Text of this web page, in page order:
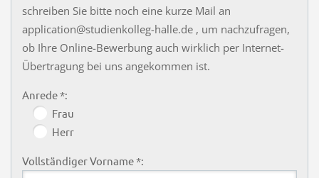
schreiben Sie bitte noch eine kurze Mail an
application@studienkolleg-halle.de , um nachzufragen,
ob Ihre Online-Bewerbung auch wirklich per Internet-
Übertragung bei uns angekommen ist.
Anrede *:
Frau
Herr
Vollständiger Vorname *: